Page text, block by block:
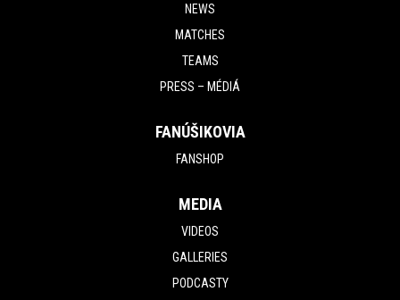
NEWS
MATCHES
TEAMS
PRESS – MÉDIÁ
FANÚŠIKOVIA
FANSHOP
MEDIA
VIDEOS
GALLERIES
PODCASTY